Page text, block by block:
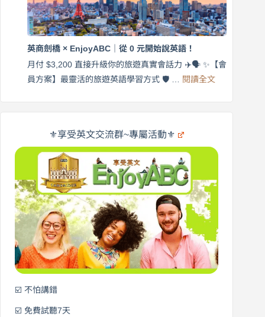
$3,200，
出
國
在
｜
英
商
×
享
受
口
說
英商劍橋 × EnjoyABC｜從 0 元開始說英語！
月付 $3,200 直接升級你的旅遊真實會話力 ✈️🗣️ ✨【會
員方案】最靈活的旅遊英語學習方式 🛡️ … 閱讀全文:
商
劍
｜
元
英
語！
⚜️享受英文交流群~專屬活動⚜️
☑️ 不怕講錯
☑️ 免費試聽7天